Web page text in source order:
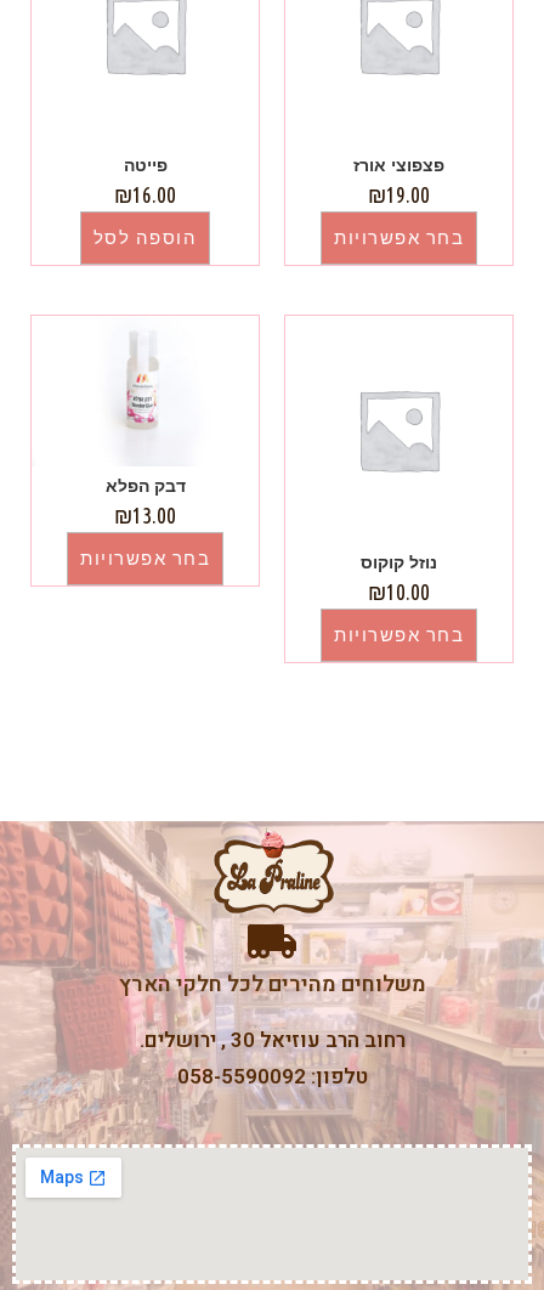
פצפוצי אורז
₪19.00
בחר אפשרויות
פייטה
₪16.00
הוספה לסל
נוזל קוקוס
₪10.00
בחר אפשרויות
דבק הפלא
₪13.00
בחר אפשרויות
משלוחים מהירים לכל חלקי הארץ
רחוב הרב עוזיאל 30 , ירושלים.
טלפון: 058-5590092